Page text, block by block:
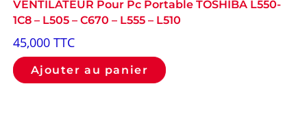
VENTILATEUR Pour Pc Portable TOSHIBA L550-
1C8 – L505 – C670 – L555 – L510
45,000 TTC
Ajouter au panier